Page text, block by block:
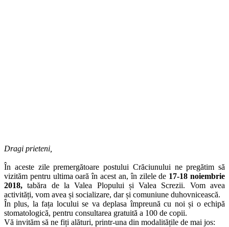
Dragi prieteni,
În aceste zile premergătoare postului Crăciunului ne pregătim să
vizităm pentru ultima oară în acest an, în zilele de 17-18 noiembrie
2018, tabăra de la Valea Plopului și Valea Screzii. Vom avea
activități, vom avea și socializare, dar și comuniune duhovnicească.
În plus, la fața locului se va deplasa împreună cu noi și o echipă
stomatologică, pentru consultarea gratuită a 100 de copii.
Vă invităm să ne fiți alături, printr-una din modalitățile de mai jos: